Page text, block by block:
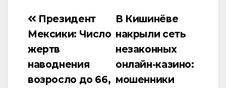
Навигация
по
В Кишинёве
накрыли сеть
незаконных
онлайн-казино:
мошенники
Президент
Мексики: Число
жертв
наводнения
возросло до 66,